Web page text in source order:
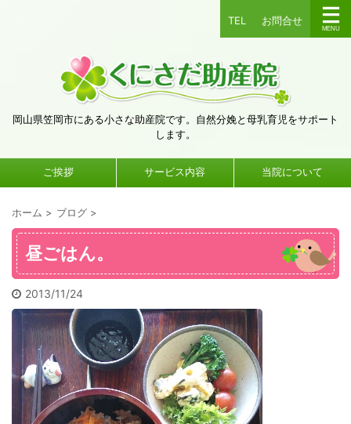
TEL お問合せ
岡山県笠岡市にある小さな助産院です。自然分娩と母乳育児をサポート
します。
ご挨拶 サービス内容 当院について
ホーム > ブログ >
昼ごはん。
2013/11/24